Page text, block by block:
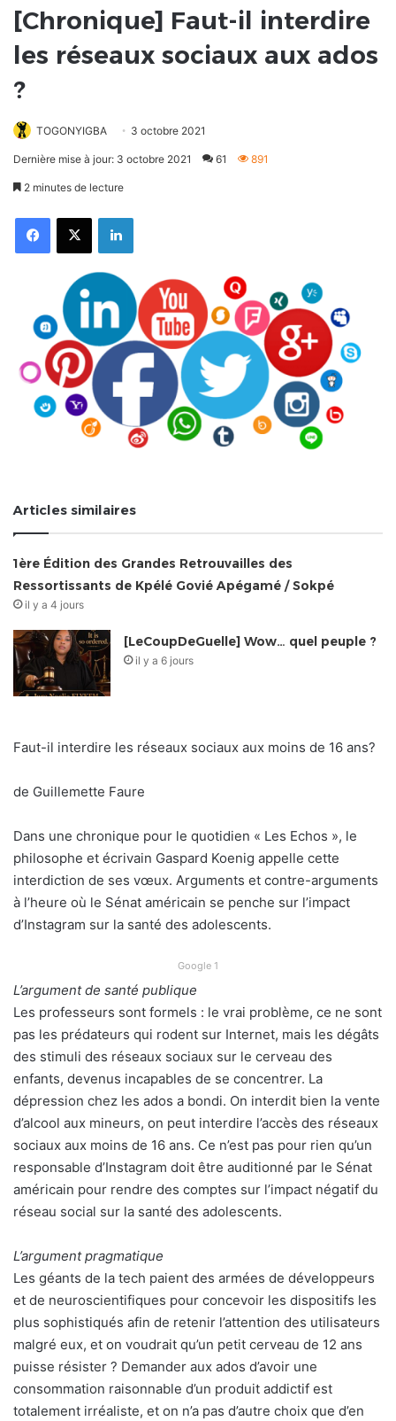
[Chronique] Faut-il interdire
les réseaux sociaux aux ados
?
TOGONYIGBA 3 octobre 2021
Dernière mise à jour: 3 octobre 2021 61 891
2 minutes de lecture
FacebookX Linkedin
Articles similaires
1ère Édition des Grandes Retrouvailles des
Ressortissants de Kpélé Govié Apégamé / Sokpé
il y a 4 jours
[LeCoupDeGuelle] Wow… quel peuple ?
il y a 6 jours
Faut-il interdire les réseaux sociaux aux moins de 16 ans?
de Guillemette Faure
Dans une chronique pour le quotidien « Les Echos », le
philosophe et écrivain Gaspard Koenig appelle cette
interdiction de ses vœux. Arguments et contre-arguments
à l’heure où le Sénat américain se penche sur l’impact
d’Instagram sur la santé des adolescents.
Google 1
L’argument de santé publique
Les professeurs sont formels : le vrai problème, ce ne sont
pas les prédateurs qui rodent sur Internet, mais les dégâts
des stimuli des réseaux sociaux sur le cerveau des
enfants, devenus incapables de se concentrer. La
dépression chez les ados a bondi. On interdit bien la vente
d’alcool aux mineurs, on peut interdire l’accès des réseaux
sociaux aux moins de 16 ans. Ce n’est pas pour rien qu’un
responsable d’Instagram doit être auditionné par le Sénat
américain pour rendre des comptes sur l’impact négatif du
réseau social sur la santé des adolescents.
L’argument pragmatique
Les géants de la tech paient des armées de développeurs
et de neuroscientifiques pour concevoir les dispositifs les
plus sophistiqués afin de retenir l’attention des utilisateurs
malgré eux, et on voudrait qu’un petit cerveau de 12 ans
puisse résister ? Demander aux ados d’avoir une
consommation raisonnable d’un produit addictif est
totalement irréaliste, et on n’a pas d’autre choix que d’en